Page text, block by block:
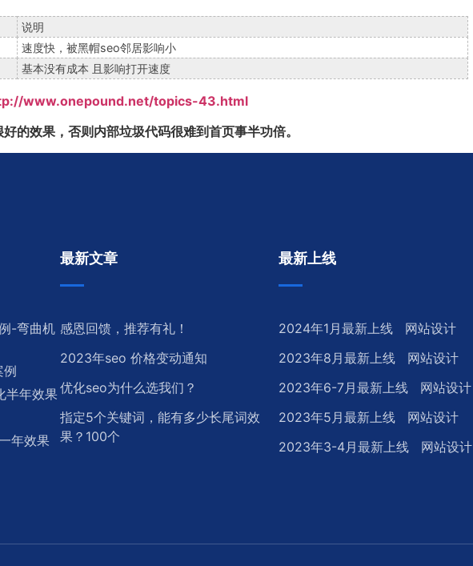
说明
速度快，被黑帽seo邻居影响小
基本没有成本 且影响打开速度
www.onepound.net/topics-43.html
的效果，否则内部垃圾代码很难到首页事半功倍。
-弯曲机
例
半年效果
年效果
最新文章
感恩回馈，推荐有礼！
2023年seo 价格变动通知
优化seo为什么选我们？
指定5个关键词，能有多少长尾词效
果？100个
最新上线
2024年1月最新上线 网站设计
2023年8月最新上线 网站设计
2023年6-7月最新上线 网站设计
2023年5月最新上线 网站设计
2023年3-4月最新上线 网站设计